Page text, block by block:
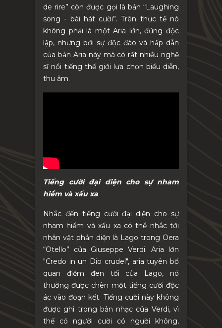
de rire” còn được gọi là bản “Laughing
song- bài hát cười”. Trên thực tế nó
không phải là một Aria lớn, đứng độc
lập, nhưng bởi sự độc đáo và hấp dẫn
của bản Aria này mà có rất nhiều nghệ
sĩ nổi tiếng thế giới lựa chọn biểu diễn,
thu âm.
Tiếng cười đại diện cho sự nham
hiểm và xấu xa
Nhắc đến tiếng cười đại diện cho sự
nham hiểm và xấu xa có thể nhắc tới
nhân vật phản diện là Lago trong Oera
“Otello” của Giuseppe Verdi. Aria lớn
"Credo in un Dio crudel", aria tuyên bố
quan điểm đen tối của Lago, nó
thường được chèn một tiếng cười độc
ác vào đoạn kết. Tiếng cười này không
được ghi trong bản nhạc của Verdi, vì
thế có người cười có người không,